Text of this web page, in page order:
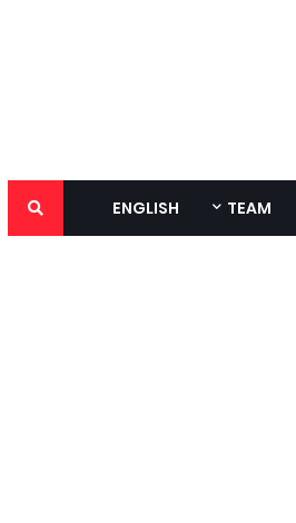
TEAM
ENGLISH